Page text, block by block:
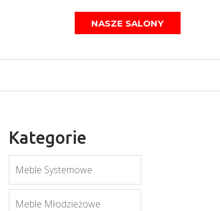
NASZE SALONY
Kategorie
Meble Systemowe
Meble Młodzieżowe